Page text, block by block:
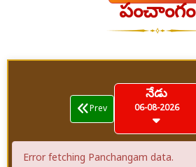
పంచాంగం
Prev
నేడు
06-08-2026
Error fetching Panchangam data.